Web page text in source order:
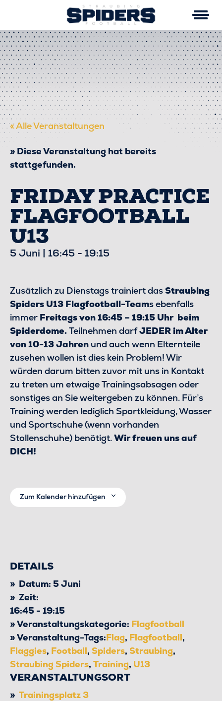
content
« Alle Veranstaltungen
Diese Veranstaltung hat bereits
stattgefunden.
FRIDAY PRACTICE
FLAGFOOTBALL
U13
5 Juni | 16:45 - 19:15
Zusätzlich zu Dienstags trainiert dasStraubing
Spiders U13 Flagfootball-Teams ebenfalls
immer Freitags von 16:45 – 19:15 Uhr beim
Spiderdome.Teilnehmen darfJEDER im Alter
von 10-13 Jahren und auch wenn Elternteile
zusehen wollen ist dies kein Problem! Wir
würden darum bitten zuvor mit uns in Kontakt
zu treten um etwaige Trainingsabsagen oder
sonstiges an Sie weitergeben zu können. Für’s
Training werden lediglich Sportkleidung, Wasser
und Sportschuhe (wenn vorhanden
Stollenschuhe) benötigt.Wir freuen uns auf
DICH!
Zum Kalender hinzufügen
DETAILS
Datum: 5 Juni
Zeit:
16:45 - 19:15
Veranstaltungskategorie: Flagfootball
Veranstaltung-Tags:Flag, Flagfootball,
Flaggies, Football, Spiders, Straubing,
Straubing Spiders, Training, U13
VERANSTALTUNGSORT
Trainingsplatz 3